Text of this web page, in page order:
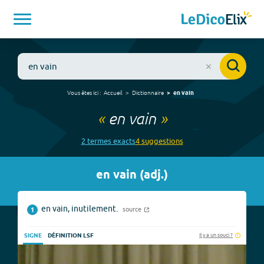
Vous êtes ici : Accueil Dictionnaire en vain
« en vain»
2 termesexacts4suggestions
en vain (adj.)
1 en vain, inutilement. source
SIGNE DÉFINITION LSF Il y a un souci ?